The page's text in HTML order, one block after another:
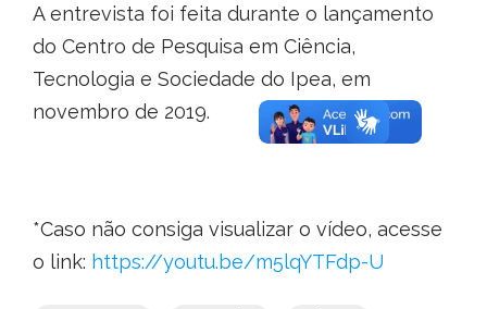
A entrevista foi feita durante o lançamento
do Centro de Pesquisa em Ciência,
Tecnologia e Sociedade do Ipea, em
novembro de 2019.
*Caso não consiga visualizar o vídeo, acesse
o link: https://youtu.be/m5lqYTFdp-U